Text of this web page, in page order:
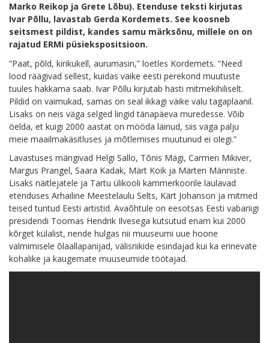
Marko Reikop ja Grete Lõbu). Etenduse teksti kirjutas
Ivar Põllu, lavastab Gerda Kordemets. See koosneb
seitsmest pildist, kandes samu märksõnu, millele on on
rajatud ERMi püsiekspositsioon.
“Paat, põld, kirikukell, aurumasin,” loetles Kordemets. “Need
lood räägivad sellest, kuidas väike eesti perekond muutuste
tuules hakkama saab. Ivar Põllu kirjutab hästi mitmekihiliselt.
Pildid on vaimukad, samas on seal ikkagi väike valu tagaplaanil.
Lisaks on neis väga selged lingid tänapäeva muredesse. Võib
öelda, et kuigi 2000 aastat on mööda läinud, siis väga palju
meie maailmakäsitluses ja mõtlemises muutunud ei olegi.”
Lavastuses mängivad Helgi Sallo, Tõnis Mägi, Carmen Mikiver,
Margus Prangel, Saara Kadak, Märt Koik ja Märten Männiste.
Lisaks näitlejatele ja Tartu ülikooli kammerkoorile laulavad
etenduses Arhailine Meestelaulu Selts, Kärt Johanson ja mitmed
teised tuntud Eesti artistid. Avaõhtule on eesotsas Eesti vabariigi
presidendi Toomas Hendrik Ilvesega kutsutud enam kui 2000
kõrget külalist, nende hulgas nii muuseumi uue hoone
valmimisele õlaallapanijad, välisriikide esindajad kui ka erinevate
kohalike ja kaugemate muuseumide töötajad.